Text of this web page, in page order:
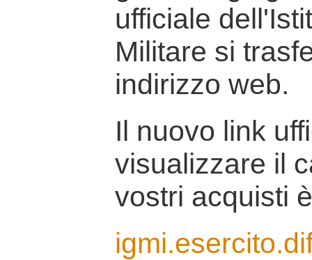
ufficiale
Militare si
indirizzo web.
Il nuovo link
visualizzare il
vostri acquisti